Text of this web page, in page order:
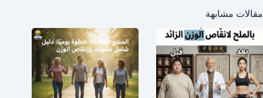
مقالات مشابهة